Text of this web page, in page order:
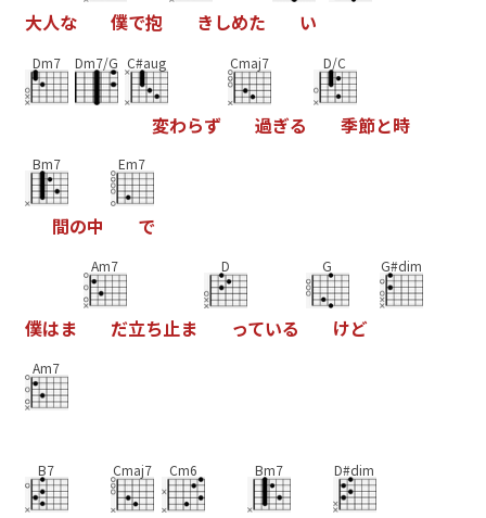
大人な 僕で抱 き しめた い
Dm7 Dm7/G C#aug
変わらず
Cmaj7
過ぎる
D/C
季節と時
Bm7
間の中
Em7
で
僕はま
Am7
だ立ち止ま
D
っている
G
けど
G#dim
Am7
B7 Cmaj7 Cm6 Bm7 D#dim